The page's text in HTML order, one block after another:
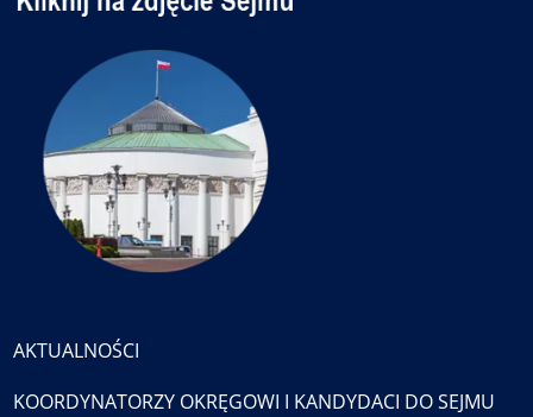
AKTUALNOŚCI
KOORDYNATORZY OKRĘGOWI I KANDYDACI DO SEJMU